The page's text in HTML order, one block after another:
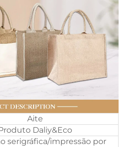
Aite
Daliy&Eco
serigráfica/impressão por